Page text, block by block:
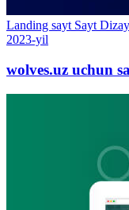
Landing sayt Sayt
2023-yil
wolves.uz uchun